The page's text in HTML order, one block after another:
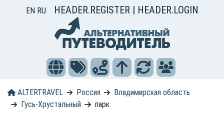
EN RU HEADER.REGISTER | HEADER.LOGIN
ALTERTRAVEL Россия
Владимирская область
Гусь-Хрустальный
парк